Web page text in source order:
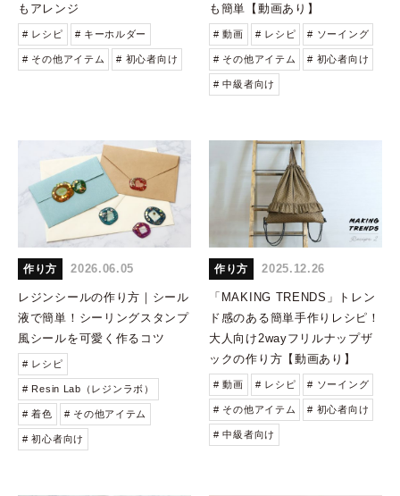
もアレンジ
# レシピ # キーホルダー
# その他アイテム # 初心者向け
も簡単【動画あり】
# 動画 # レシピ # ソーイング
# その他アイテム # 初心者向け
# 中級者向け
作り方 2026.06.05
レジンシールの作り方｜シール
液で簡単！シーリングスタンプ
風シールを可愛く作るコツ
# レシピ
# Resin Lab（レジンラボ）
# 着色 # その他アイテム
# 初心者向け
作り方 2025.12.26
「MAKING TRENDS」トレン
ド感のある簡単手作りレシピ！
大人向け2wayフリルナップザ
ックの作り方【動画あり】
# 動画 # レシピ # ソーイング
# その他アイテム # 初心者向け
# 中級者向け